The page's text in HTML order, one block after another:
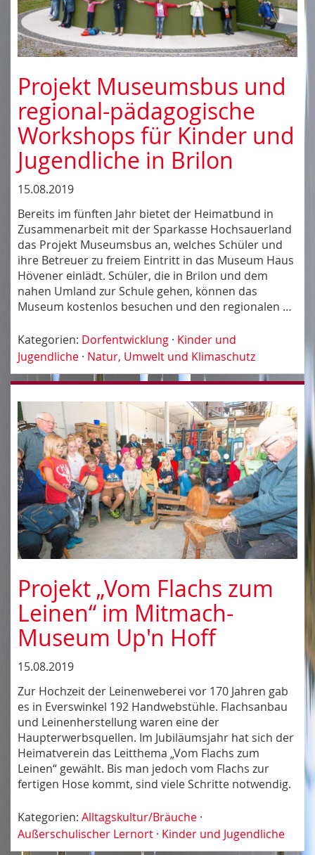
Projekt Museumsbus und
regional-pädagogische
Workshops für Kinder und
Jugendliche in Brilon
15.08.2019
Bereits im fünften Jahr bietet der Heimatbund in
Zusammenarbeit mit der Sparkasse Hochsauerland
das Projekt Museumsbus an, welches Schüler und
ihre Betreuer zu freiem Eintritt in das Museum Haus
Hövener einlädt. Schüler, die in Brilon und dem
nahen Umland zur Schule gehen, können das
Museum kostenlos besuchen und den regionalen …
Kategorien: Dorfentwicklung · Kinder und
Jugendliche · Natur, Umwelt und Klimaschutz
Projekt „Vom Flachs zum
Leinen“ im Mitmach-
Museum Up'n Hoff
15.08.2019
Zur Hochzeit der Leinenweberei vor 170 Jahren gab
es in Everswinkel 192 Handwebstühle. Flachsanbau
und Leinenherstellung waren eine der
Haupterwerbsquellen. Im Jubiläumsjahr hat sich der
Heimatverein das Leitthema „Vom Flachs zum
Leinen“ gewählt. Bis man jedoch vom Flachs zur
fertigen Hose kommt, sind viele Schritte notwendig.
Kategorien: Alltagskultur/Bräuche ·
Außerschulischer Lernort · Kinder und Jugendliche